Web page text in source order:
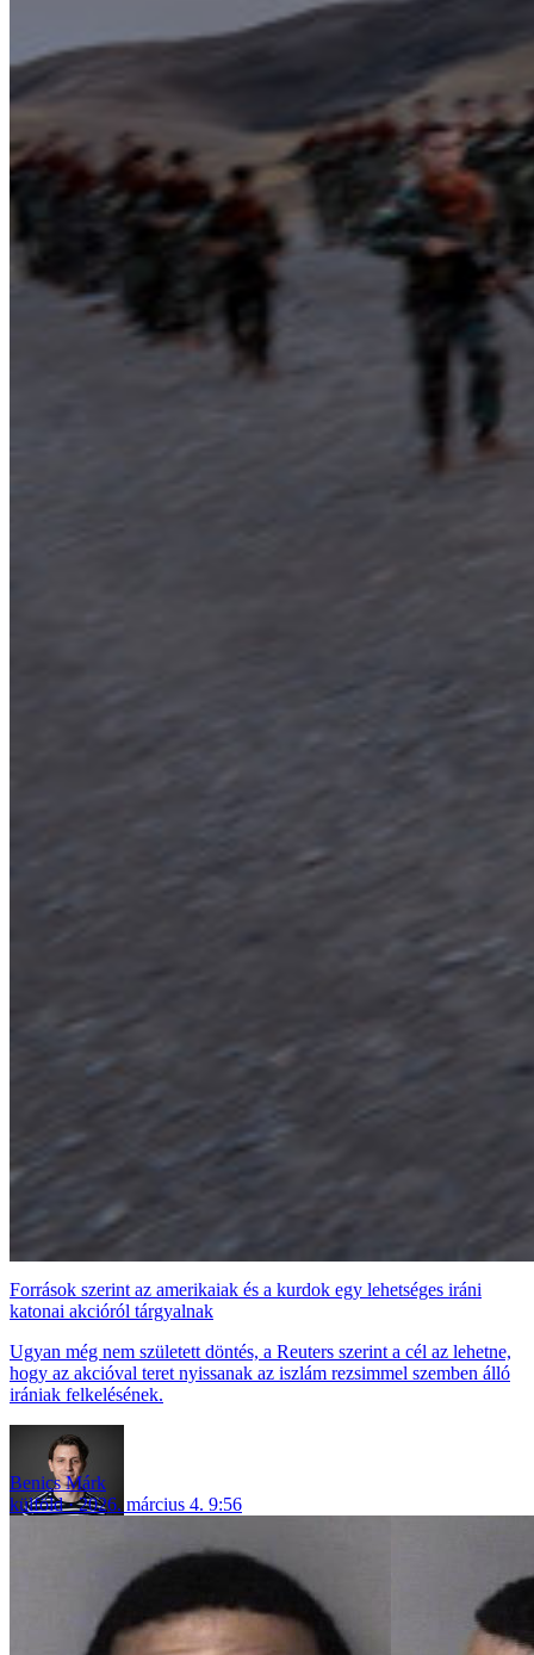
Források szerint az amerikaiak és a kurdok egy lehetséges iráni
katonai akcióról tárgyalnak
Ugyan még nem született döntés, a Reuters szerint a cél az lehetne,
hogy az akcióval teret nyissanak az iszlám rezsimmel szemben álló
irániak felkelésének.
Benics Márk
külföld
2026. március 4. 9:56